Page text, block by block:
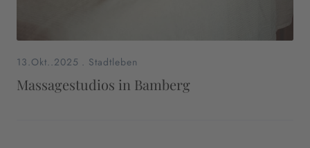
13.Okt..2025 . Stadtleben
Massagestudios in Bamberg